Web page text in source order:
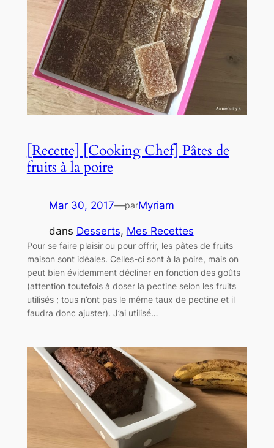
[Recette] [Cooking Chef] Pâtes de
fruits à la poire
Mar 30, 2017—parMyriam
dans Desserts, Mes Recettes
Pour se faire plaisir ou pour offrir, les pâtes de fruits
maison sont idéales. Celles-ci sont à la poire, mais on
peut bien évidemment décliner en fonction des goûts
(attention toutefois à doser la pectine selon les fruits
utilisés ; tous n’ont pas le même taux de pectine et il
faudra donc ajuster). J’ai utilisé…